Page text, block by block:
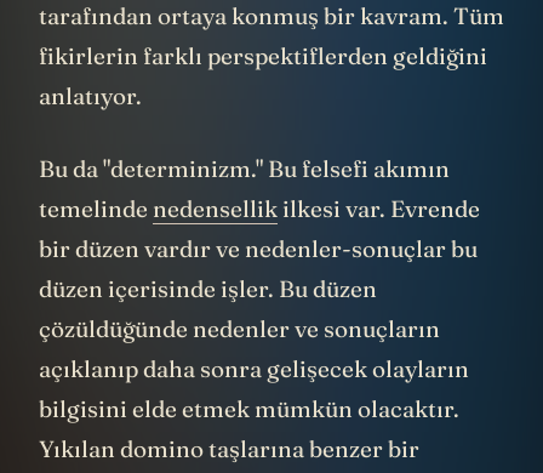
tarafından ortaya konmuş bir kavram. Tüm
fikirlerin farklı perspektiflerden geldiğini
anlatıyor.
Bu da "determinizm." Bu felsefi akımın
temelinde nedensellik ilkesi var. Evrende
bir düzen vardır ve nedenler-sonuçlar bu
düzen içerisinde işler. Bu düzen
çözüldüğünde nedenler ve sonuçların
açıklanıp daha sonra gelişecek olayların
bilgisini elde etmek mümkün olacaktır.
Yıkılan domino taşlarına benzer bir